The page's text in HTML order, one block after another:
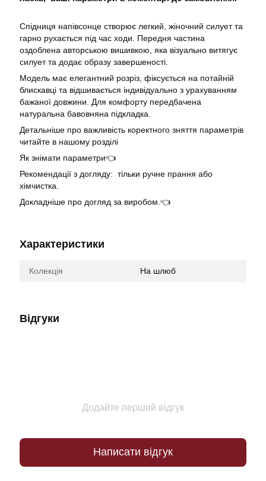
Спідниця напівсонце створює легкий, жіночний силует та
гарно рухається під час ходи. Передня частина
оздоблена авторською вишивкою, яка візуально витягує
силует та додає образу завершеності.
Модель має елегантний розріз, фіксується на потайній
блискавці та відшивається індивідуально з урахуванням
бажаної довжини. Для комфорту передбачена
натуральна бавовняна підкладка.
Детальніше про важливість коректного зняття параметрів
читайте в нашому розділі
Як знімати параметри👈
Рекомендації з догляду: тільки ручне прання або
хімчистка.
Докладніше про догляд за виробом.👈
Характеристики
Колекція На шлюб
Відгуки
Додайте перший відгук
Написати відгук